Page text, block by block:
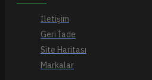
İletişim
Geri İade
Site Haritası
Markalar